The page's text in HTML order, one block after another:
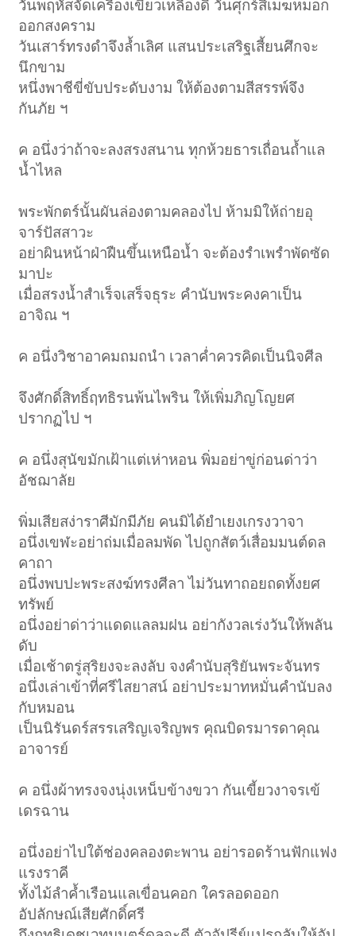
วันพฤหัสจัดเครื่องเขียวเหลืองดี วันศุกร์สีเมฆหมอก
ออกสงคราม
วันเสาร์ทรงดำจึงล้ำเลิศ แสนประเสริฐเสี้ยนศึกจะ
นึกขาม
หนึ่งพาชีขี่ขับประดับงาม ให้ต้องตามสีสรรพ์จึง
กันภัย ฯ
ค อนึ่งว่าถ้าจะลงสรงสนาน ทุกห้วยธารเถื่อนถ้ำแล
น้ำไหล
พระพักตร์นั้นผันล่องตามคลองไป ห้ามมิให้ถ่ายอุ
จาร์ปัสสาวะ
อย่าผินหน้าฝ่าฝืนขึ้นเหนือน้ำ จะต้องรำเพรำพัดซัด
มาปะ
เมื่อสรงน้ำสำเร็จเสร็จธุระ คำนับพระคงคาเป็น
อาจิณ ฯ
ค อนึ่งวิชาอาคมถมถนำ เวลาค่ำควรคิดเป็นนิจศีล
จึงศักดิ์สิทธิ์ฤทธิรนพ้นไพริน ให้เพิ่มภิญโญยศ
ปรากฏไป ฯ
ค อนึ่งสุนัขมักเฝ้าแต่เห่าหอน พิ่มอย่าขู่ก่อนด่าว่า
อัชฌาลัย
พิ่มเสียสง่าราศีมักมีภัย คนมิได้ยำเยงเกรงวาจา
อนึ่งเขฬะอย่าถ่มเมื่อลมพัด ไปถูกสัตว์เสื่อมมนต์ดล
คาถา
อนึ่งพบปะพระสงฆ์ทรงศีลา ไม่วันทาถอยถดทั้งยศ
ทรัพย์
อนึ่งอย่าด่าว่าแดดแลลมฝน อย่ากังวลเร่งวันให้พลัน
ดับ
เมื่อเช้าตรู่สุริยงจะลงลับ จงคำนับสุริยันพระจันทร
อนึ่งเล่าเข้าที่ศรีไสยาสน์ อย่าประมาทหมั่นคำนับลง
กับหมอน
เป็นนิรันดร์สรรเสริญเจริญพร คุณบิดรมารดาคุณ
อาจารย์
ค อนึ่งผ้าทรงจงนุ่งเหน็บข้างขวา กันเขี้ยวงาจรเข้
เดรฉาน
อนึ่งอย่าไปใต้ช่องคลองตะพาน อย่ารอดร้านฟักแฟง
แรงราคี
ทั้งไม้ลำค้ำเรือนแลเขื่อนคอก ใครลอดออก
อัปลักษณ์เสียศักดิ์ศรี